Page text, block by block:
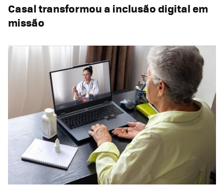
Casal transformou a inclusão digital em
missão